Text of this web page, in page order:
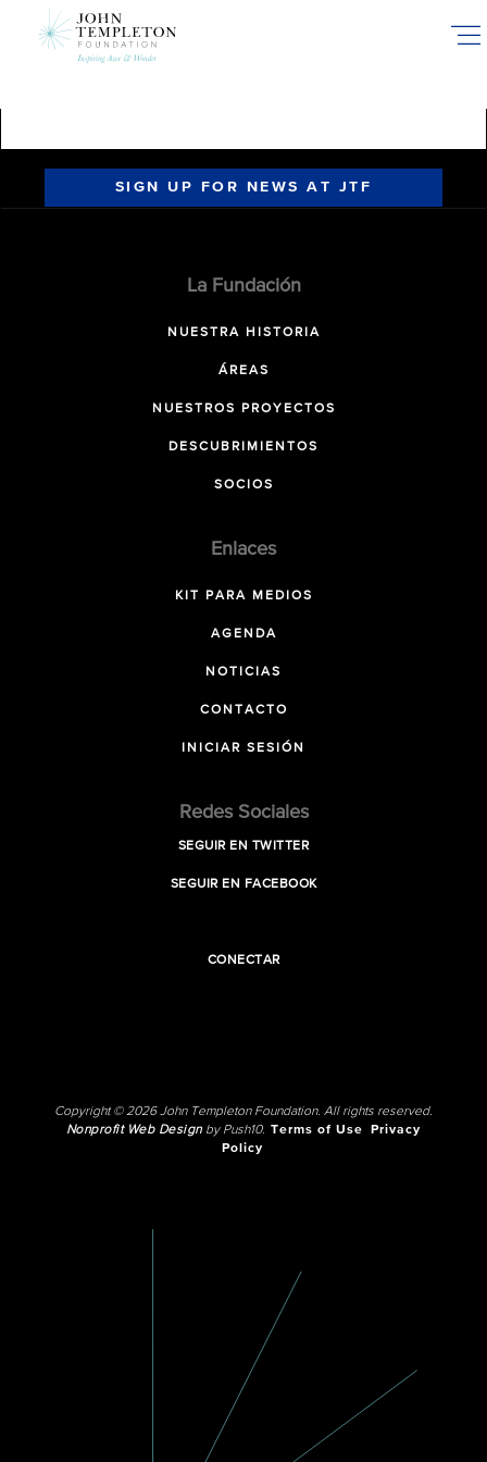
SIGN UP FOR NEWS AT JTF
La Fundación
NUESTRA HISTORIA
ÁREAS
NUESTROS PROYECTOS
DESCUBRIMIENTOS
SOCIOS
Enlaces
KIT PARA MEDIOS
AGENDA
NOTICIAS
CONTACTO
INICIAR SESIÓN
Redes Sociales
SEGUIR EN TWITTER
SEGUIR EN FACEBOOK
CONECTAR
Copyright © 2026 John Templeton Foundation. All rights reserved.
Nonprofit Web Designby Push10. Terms of Use
Privacy
Policy